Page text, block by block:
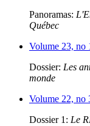
Panoramas:
Québec
Volume 23, no
Dossier: Les
monde
Volume 22, no
Dossier 1: Le